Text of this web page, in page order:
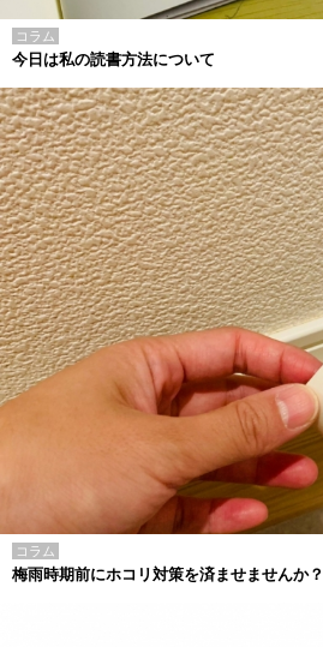
コラム
今日は私の読書方法について
コラム
梅雨時期前にホコリ対策を済ませませんか？